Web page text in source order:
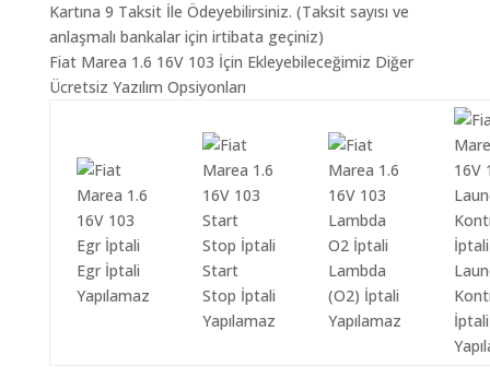
Kartına 9 Taksit İle Ödeyebilirsiniz. (Taksit sayısı ve
anlaşmalı bankalar için irtibata geçiniz)
Fiat Marea 1.6 16V 103 İçin Ekleyebileceğimiz Diğer
Ücretsiz Yazılım Opsiyonları
Egr İptali
Yapılamaz
Start
Stop İptali
Yapılamaz
Lambda
(O2) İptali
Yapılamaz
İptali